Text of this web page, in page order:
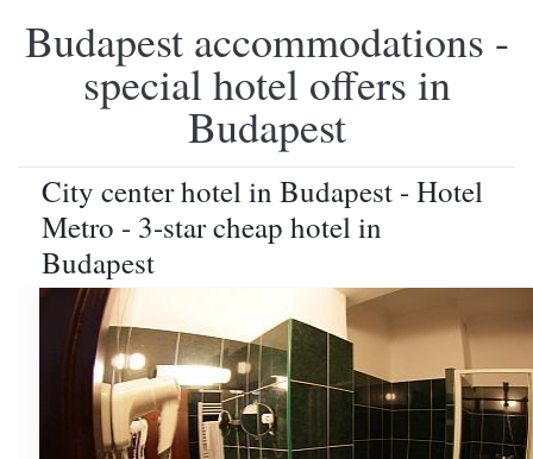
Budapest accommodations -
special hotel offers in
Budapest
City center hotel in Budapest - Hotel
Metro - 3-star cheap hotel in
Budapest